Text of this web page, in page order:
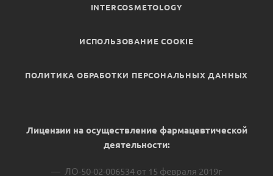
INTERCOSMETOLOGY
ИСПОЛЬЗОВАНИЕ COOKIE
ПОЛИТИКА ОБРАБОТКИ ПЕРСОНАЛЬНЫХ ДАННЫХ
Лицензии на осуществление фармацевтической
деятельности:
ЛО-50-02-006534 от 15 февраля 2019г